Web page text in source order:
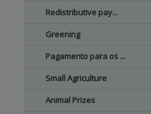
Redistributive pay...
Greening
Pagamento para os ...
Small Agriculture
Animal Prizes